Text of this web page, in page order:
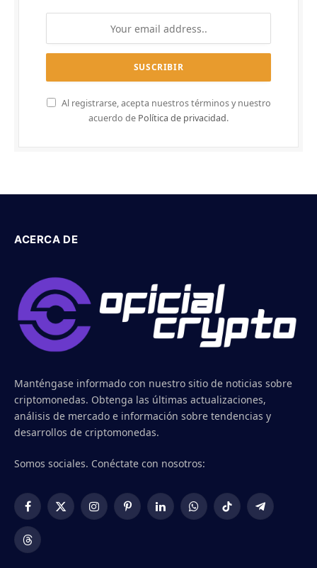
Al registrarse, acepta nuestros términos y nuestro
acuerdo de Política de privacidad.
ACERCA DE
Manténgase informado con nuestro sitio de noticias sobre
criptomonedas. Obtenga las últimas actualizaciones,
análisis de mercado e información sobre tendencias y
desarrollos de criptomonedas.
Somos sociales. Conéctate con nosotros:
Facebook
X
InstagramPinterestLinkedInWhatsApp
TikTok Telegram
Threads